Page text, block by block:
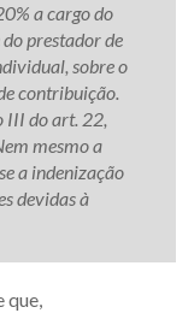
a cargo do
prestador de
sobre o
contribuição.
III do art. 22,
mesmo a
a indenização
devidas à
que,